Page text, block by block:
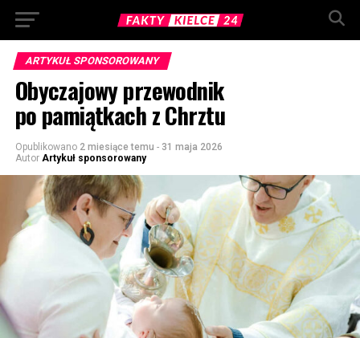
ARTYKUŁ SPONSOROWANY
Obyczajowy przewodnik
po pamiątkach z Chrztu
Opublikowano 2 miesiące temu - 31 maja 2026
Autor Artykuł sponsorowany